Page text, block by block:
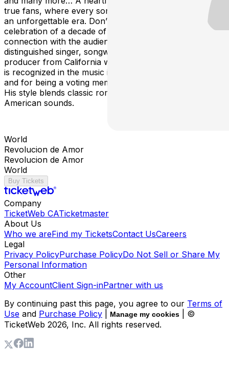
true fans, where every song becomes a journey back to
an unforgettable era. Don’t miss this unmissable
celebration of a decade of music, stage presence, and
connection with the audience! Abel Gallardo is a
distinguished singer, songwriter, musician, and music
producer from California with Guatemalan heritage. He
is recognized in the music industry for his pop ballads
and for being a voting member of the Latin Grammys.
His style blends classic romanticism with modern Central
American sounds.
World
Revolucion de Amor
Revolucion de Amor
World
Buy Tickets
Company
TicketWeb CATicketmaster
About Us
Who we areFind my TicketsContact UsCareers
Legal
Privacy PolicyPurchase PolicyDo Not Sell or Share My
Personal Information
Other
My AccountClient Sign-inPartner with us
By continuing past this page, you agree to our Terms of
Use and Purchase Policy Manage my cookies
| ©
TicketWeb 2026, Inc. All rights reserved.